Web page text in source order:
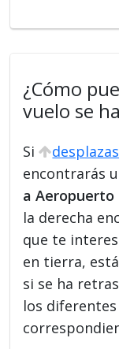
¿Cómo
vuelo se
Si
encontrarás
a Aeropuerto
la derecha
que te
en tierra,
si se ha
los